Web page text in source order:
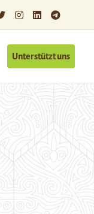
Unterstützt uns